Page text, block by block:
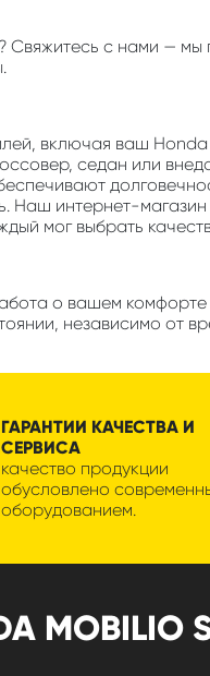
Свяжитесь с нами —
включая ваш
седан или
Наш интернет-
мог выбрать
о вашем
независимо от
ГАРАНТИИ КАЧЕСТВА И
СЕРВИСА
качество продукции
обусловлено
оборудованием.